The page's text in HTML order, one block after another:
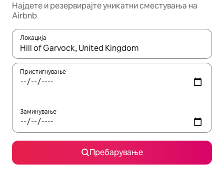
Најдете и резервирајте уникатни сместувања на
Airbnb
Локација
Кога резултатите се достапни, движете се со копчињата
Пристигнување
Заминување
Пребарување